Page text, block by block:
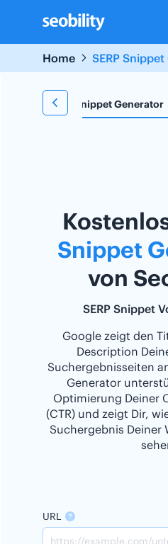
content
Home
SERP
SERP Snippet Generator
Snippet
von
SERP Snippet
Google zeigt den
Description
Suchergebnisseiten
Generator
Optimierung Deiner
(CTR) und zeigt Dir,
Suchergebnis Deiner
URL